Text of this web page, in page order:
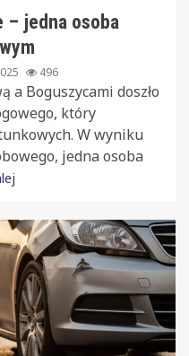
– jedna osoba
496
a Boguszycami doszło
który
W wyniku
jedna osoba